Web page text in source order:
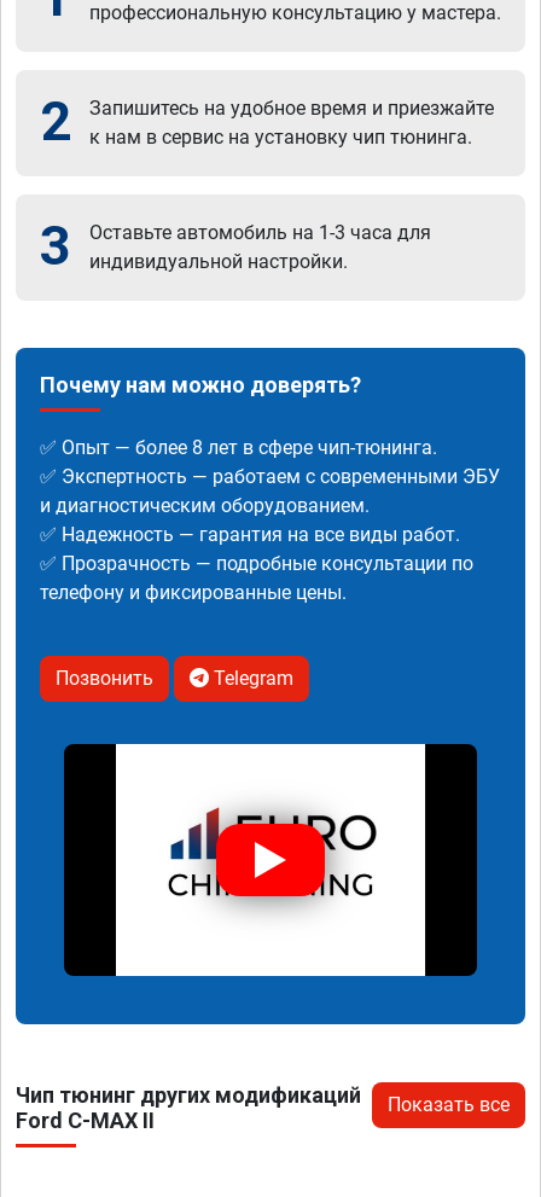
профессиональную консультацию у мастера.
2
Запишитесь на удобное время и приезжайте
к нам в сервис на установку чип тюнинга.
3
Оставьте автомобиль на 1-3 часа для
индивидуальной настройки.
Почему нам можно доверять?
✅ Опыт — более 8 лет в сфере чип-тюнинга.
✅ Экспертность — работаем с современными ЭБУ
и диагностическим оборудованием.
✅ Надежность — гарантия на все виды работ.
✅ Прозрачность — подробные консультации по
телефону и фиксированные цены.
Позвонить Telegram
Чип тюнинг других модификаций
Ford C-MAX II
Показать все